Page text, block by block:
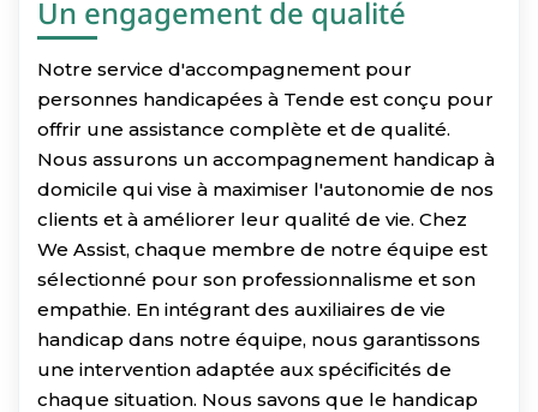
Un engagement de qualité
Notre service d'accompagnement pour
personnes handicapées à Tende est conçu pour
offrir une assistance complète et de qualité.
Nous assurons un accompagnement handicap à
domicile qui vise à maximiser l'autonomie de nos
clients et à améliorer leur qualité de vie. Chez
We Assist, chaque membre de notre équipe est
sélectionné pour son professionnalisme et son
empathie. En intégrant des auxiliaires de vie
handicap dans notre équipe, nous garantissons
une intervention adaptée aux spécificités de
chaque situation. Nous savons que le handicap